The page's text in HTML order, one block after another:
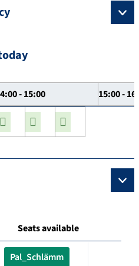
- 15:00 15:00 -
Seats available
Pal_Schlämm